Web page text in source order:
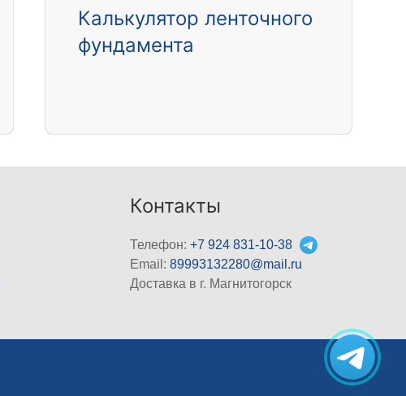
Калькулятор ленточного
фундамента
Контакты
Телефон:+7 924 831-10-38
Email:89993132280@mail.ru
Доставка в г. Магнитогорск